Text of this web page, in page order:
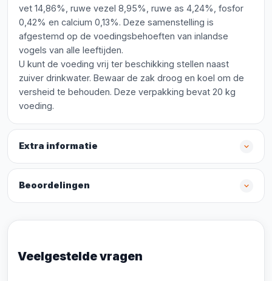
vet 14,86%, ruwe vezel 8,95%, ruwe as 4,24%, fosfor
0,42% en calcium 0,13%. Deze samenstelling is
afgestemd op de voedingsbehoeften van inlandse
vogels van alle leeftijden.
U kunt de voeding vrij ter beschikking stellen naast
zuiver drinkwater. Bewaar de zak droog en koel om de
versheid te behouden. Deze verpakking bevat 20 kg
voeding.
Extra informatie
Beoordelingen
Veelgestelde vragen